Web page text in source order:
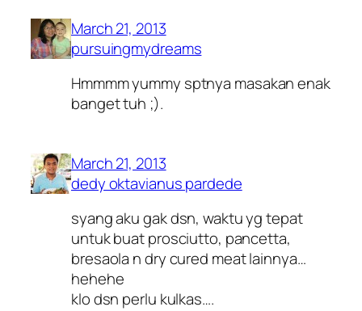
March 21, 2013
pursuingmydreams
Hmmmm yummy sptnya masakan enak
banget tuh ;).
March 21, 2013
dedy oktavianus pardede
syang aku gak dsn, waktu yg tepat
untuk buat prosciutto, pancetta,
bresaola n dry cured meat lainnya…
hehehe
klo dsn perlu kulkas….